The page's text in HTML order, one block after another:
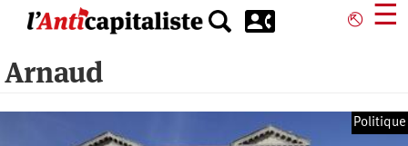
principal
⎋ ☰
Arnaud
Politique